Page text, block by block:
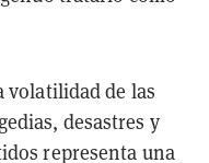
volatilidad de las
desastres y
representa una